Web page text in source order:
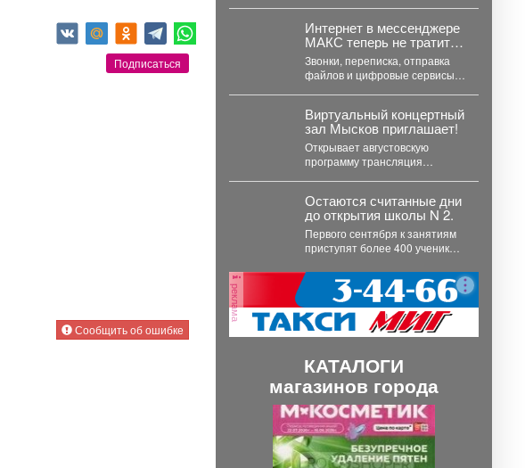
Подписаться
Сообщить об ошибке
открытом международном...
Интернет в мессенджере
МАКС теперь не тратит
мобильный трафик.
Звонки, переписка, отправка
файлов и цифровые сервисы
закреплено...
Виртуальный концертный
зал Мысков приглашает!
Открывает августовскую
программу трансляция
хиты отечественной
киномузыки и...
Остаются считанные дни
до открытия школы N 2.
Первого сентября к занятиям
приступят более 400 учеников.
убедиться, что мы...
реклама
КАТАЛОГИ
магазинов города